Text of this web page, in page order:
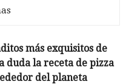
más exquisitos de
duda la receta de pizza
del planeta